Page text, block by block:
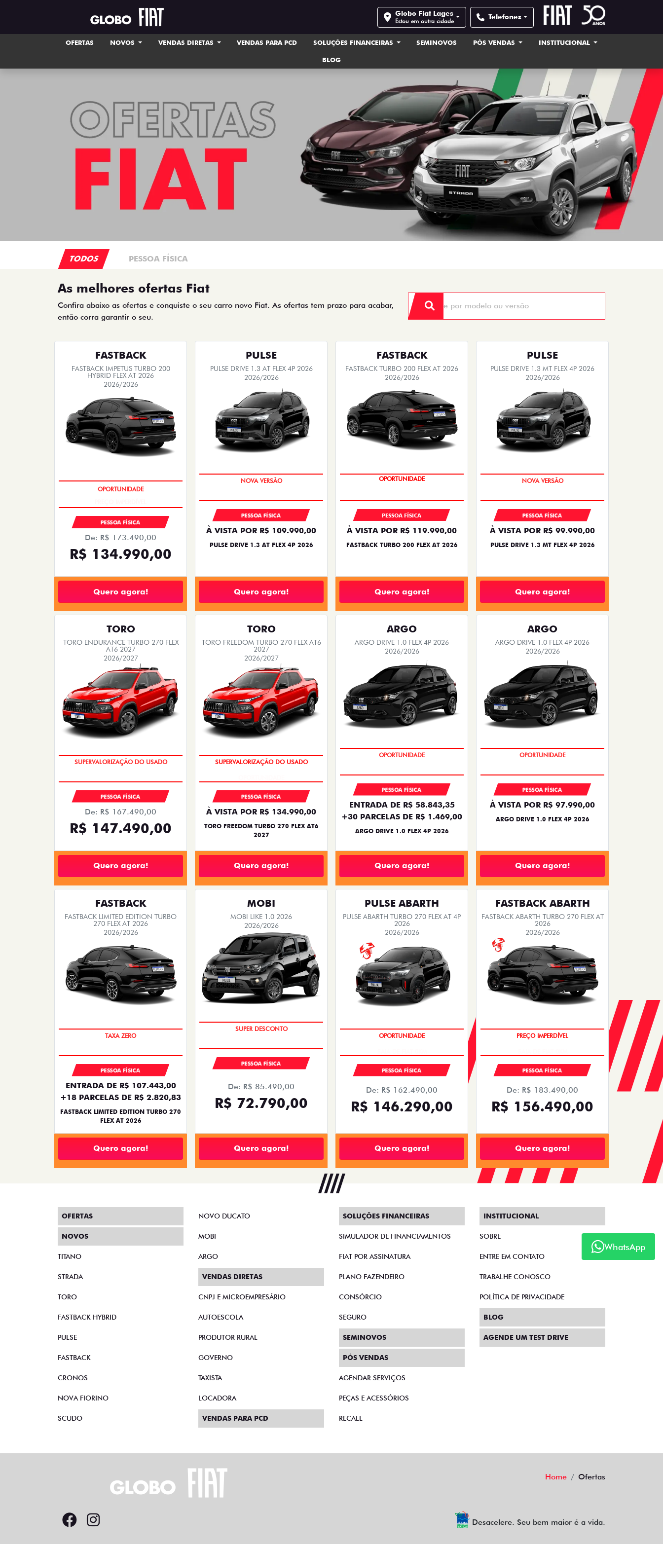
Globo Fiat Lages
Estou em outra cidade Telefones
OFERTAS NOVOS VENDAS DIRETAS VENDAS PARA PCD SOLUÇÕES FINANCEIRAS SEMINOVOS PÓS VENDAS INSTITUCIONAL
BLOG
TODOS PESSOA FÍSICA
As melhores ofertas Fiat
Confira abaixo as ofertas e conquiste o seu carro novo Fiat. As ofertas tem prazo para acabar,
então corra garantir o seu.
FASTBACK
FASTBACK IMPETUS TURBO 200
HYBRID FLEX AT 2026
2026/2026
PREÇO IMPERDÍVEL
PESSOA FÍSICA
De: R$ 173.490,00
R$ 134.990,00
Quero agora!
PULSE
PULSE DRIVE 1.3 AT FLEX 4P 2026
2026/2026
PREÇO IMPERDÍVEL
PESSOA FÍSICA
À VISTA POR R$ 109.990,00
PULSE DRIVE 1.3 AT FLEX 4P 2026
Quero agora!
FASTBACK
FASTBACK TURBO 200 FLEX AT 2026
2026/2026
OPORTUNIDADE
PESSOA FÍSICA
À VISTA POR R$ 119.990,00
FASTBACK TURBO 200 FLEX AT 2026
Quero agora!
PULSE
PULSE DRIVE 1.3 MT FLEX 4P 2026
2026/2026
PREÇO IMPERDÍVEL
PESSOA FÍSICA
À VISTA POR R$ 99.990,00
PULSE DRIVE 1.3 MT FLEX 4P 2026
Quero agora!
TORO
TORO ENDURANCE TURBO 270 FLEX
AT6 2027
2026/2027
COM USADO NA TROCA
PESSOA FÍSICA
De: R$ 167.490,00
R$ 147.490,00
Quero agora!
TORO
TORO FREEDOM TURBO 270 FLEX AT6
2027
2026/2027
OPORTUNIDADE
PESSOA FÍSICA
À VISTA POR R$ 134.990,00
TORO FREEDOM TURBO 270 FLEX AT6
2027
Quero agora!
ARGO
ARGO DRIVE 1.0 FLEX 4P 2026
2026/2026
BÔNUS DE 6 MIL REAIS
PESSOA FÍSICA
ENTRADA DE R$ 58.843,35
+30 PARCELAS DE R$ 1.469,00
ARGO DRIVE 1.0 FLEX 4P 2026
Quero agora!
ARGO
ARGO DRIVE 1.0 FLEX 4P 2026
2026/2026
BÔNUS DE 6 MIL REAIS
PESSOA FÍSICA
À VISTA POR R$ 97.990,00
ARGO DRIVE 1.0 FLEX 4P 2026
Quero agora!
FASTBACK
FASTBACK LIMITED EDITION TURBO
270 FLEX AT 2026
2026/2026
PREÇO IMPERDÍVEL
PESSOA FÍSICA
ENTRADA DE R$ 107.443,00
+18 PARCELAS DE R$ 2.820,83
FASTBACK LIMITED EDITION TURBO 270
FLEX AT 2026
Quero agora!
MOBI
MOBI LIKE 1.0 2026
2026/2026
TAXA ZERO
PESSOA FÍSICA
De: R$ 85.490,00
R$ 72.790,00
Quero agora!
PULSE ABARTH
PULSE ABARTH TURBO 270 FLEX AT 4P
2026
2026/2026
SAIA DE FIAT 0KM
PESSOA FÍSICA
De: R$ 162.490,00
R$ 146.290,00
Quero agora!
FASTBACK ABARTH
FASTBACK ABARTH TURBO 270 FLEX AT
2026
2026/2026
SAIA DE FIAT 0KM
PESSOA FÍSICA
De: R$ 183.490,00
R$ 156.490,00
Quero agora!
WhatsApp
OFERTAS
NOVOS
TITANO
STRADA
TORO
FASTBACK HYBRID
PULSE
FASTBACK
CRONOS
NOVA FIORINO
SCUDO
NOVO DUCATO
MOBI
ARGO
VENDAS DIRETAS
CNPJ E MICROEMPRESÁRIO
AUTOESCOLA
PRODUTOR RURAL
GOVERNO
TAXISTA
LOCADORA
VENDAS PARA PCD
SOLUÇÕES FINANCEIRAS
SIMULADOR DE FINANCIAMENTOS
FIAT POR ASSINATURA
PLANO FAZENDEIRO
CONSÓRCIO
SEGURO
SEMINOVOS
PÓS VENDAS
AGENDAR SERVIÇOS
PEÇAS E ACESSÓRIOS
RECALL
INSTITUCIONAL
SOBRE
ENTRE EM CONTATO
TRABALHE CONOSCO
POLÍTICA DE PRIVACIDADE
BLOG
AGENDE UM TEST DRIVE
Home Ofertas
Desacelere. Seu bem maior é a vida.